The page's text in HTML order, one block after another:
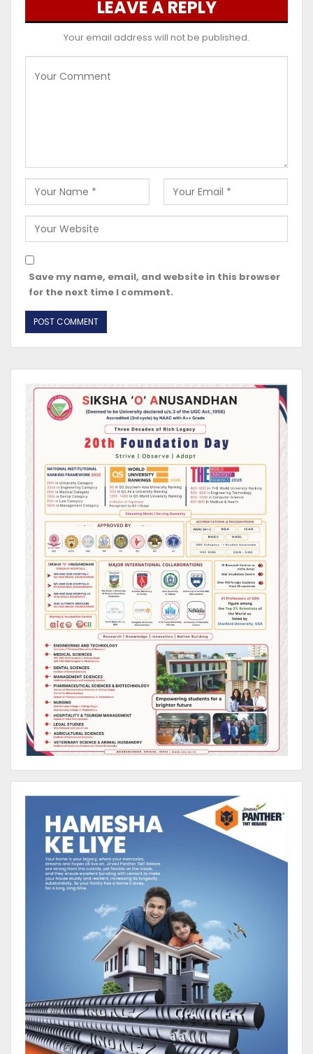
LEAVE A REPLY
Your email address will not be published.
Save my name, email, and website in this browser
for the next time I comment.